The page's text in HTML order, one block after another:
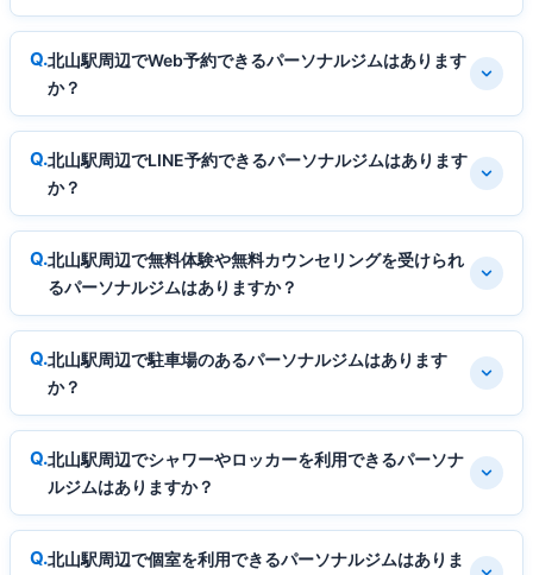
北山駅周辺でWeb予約できるパーソナルジムはあります
か？
北山駅周辺でLINE予約できるパーソナルジムはあります
か？
北山駅周辺で無料体験や無料カウンセリングを受けられ
るパーソナルジムはありますか？
北山駅周辺で駐車場のあるパーソナルジムはあります
か？
北山駅周辺でシャワーやロッカーを利用できるパーソナ
ルジムはありますか？
北山駅周辺で個室を利用できるパーソナルジムはありま